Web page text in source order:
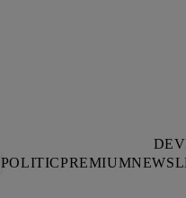
POLITICPREMIUM